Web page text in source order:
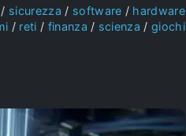
sicurezza software
hardware
reti finanza scienza giochi